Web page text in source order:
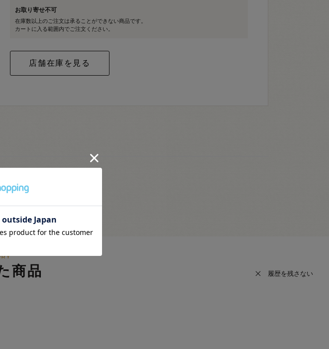
お取り寄せ不可
在庫数以上のご注文は承ることができない商品です。
カートに入る範囲内でご注文ください。
商品 履歴を残さない